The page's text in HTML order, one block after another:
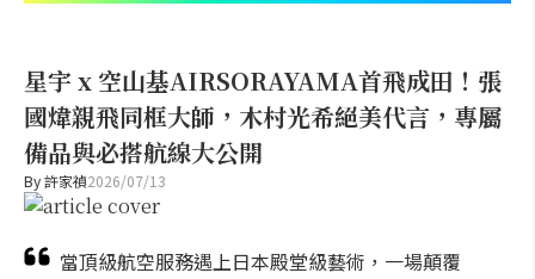
星宇 x 空山基AIRSORAYAMA首飛成田！張
國煒親飛同框大師，木村光希絕美代言，專屬
備品與必搭航線大公開
By許家禎2026/07/13
當頂級航空服務遇上日本殿堂級藝術，一場顛覆